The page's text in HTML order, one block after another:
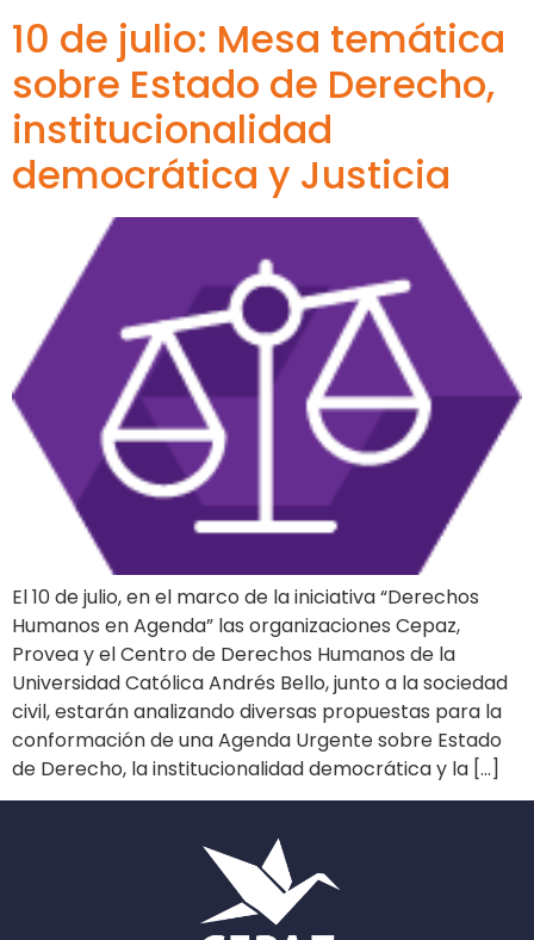
10 de julio: Mesa temática
sobre Estado de Derecho,
institucionalidad
democrática y Justicia
El 10 de julio, en el marco de la iniciativa “Derechos
Humanos en Agenda” las organizaciones Cepaz,
Provea y el Centro de Derechos Humanos de la
Universidad Católica Andrés Bello, junto a la sociedad
civil, estarán analizando diversas propuestas para la
conformación de una Agenda Urgente sobre Estado
de Derecho, la institucionalidad democrática y la […]